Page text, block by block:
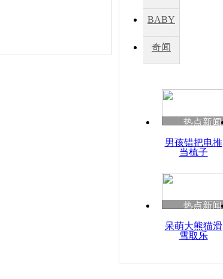
BABY
秀
奇闻
热点新闻
男孩错把电推
当梳子
热点新闻
呆萌大熊猫滑
雪取乐